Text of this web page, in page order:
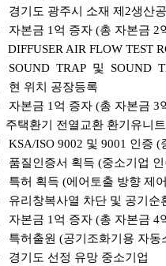
경기도 광주시 소재 제 2생산
자본금 1 억 증자 (총 자본금 2
DIFFUSER AIR FLOW TEST
SOUND TRAP 및 SOUND
현 위치 공장등록
자본금 1 억 증자 (총 자본금 3
주택환기 전열교환 환기유니트
KSA/ISO 9002 및 9001 인증 (
품질인증서 획득 (중소기업 인
특허 획득 (에어토출 방향 제
유리창복사열 차단 및 공기순
자본금 1 억 증자 (총 자본금 4
특허출원 (공기조화기용 자동
경기도 선정 유망 중소기업